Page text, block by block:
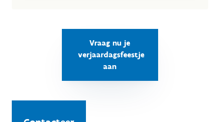
Vraag nu je
verjaardagsfeestje
aan